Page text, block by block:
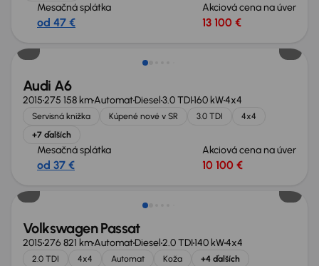
Mesačná splátka
od 47 €
Akciová cena na úver
13 100 €
Audi A6
2015275 158 kmAutomatDiesel3.0 TDI160 kW4x4
Servisná knižka Kúpené nové v SR 3.0 TDI
4x4
+7 ďalších
Mesačná splátka
od 37 €
Akciová cena na úver
10 100 €
Zlacnené o 700 €
Volkswagen Passat
2015276 821 kmAutomatDiesel2.0 TDI140 kW4x4
2.0 TDI 4x4 Automat Koža +4 ďalších